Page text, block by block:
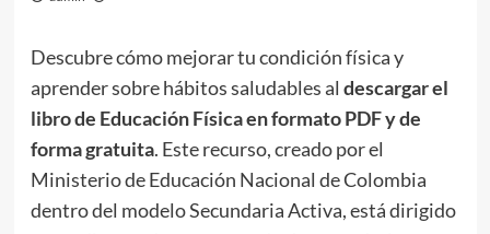
Descubre cómo mejorar tu condición física y
aprender sobre hábitos saludables al descargar el
libro de Educación Física en formato PDF y de
forma gratuita. Este recurso, creado por el
Ministerio de Educación Nacional de Colombia
dentro del modelo Secundaria Activa, está dirigido